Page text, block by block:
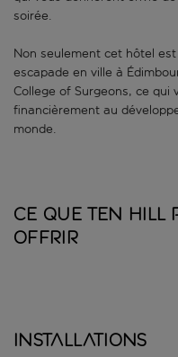
soirée.
Non seulement cet hôtel
escapade en ville à
College of Surgeons, ce qui
financièrement au
monde.
Ce que Ten Hill
offrir
Installations